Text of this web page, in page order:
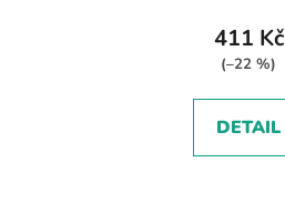
411 Kč
(–22 %)
DETAIL